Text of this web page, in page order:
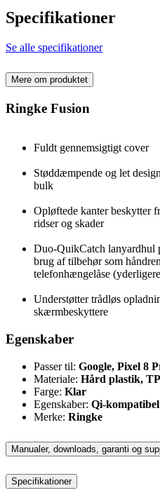
Specifikationer
Se alle specifikationer
Mere om produktet
Ringke Fusion
Fuldt gennemsigtigt cover
Støddæmpende og let
bulk
Opløftede kanter beskytter
ridser og skader
Duo-QuikCatch lanyardhul
brug af tilbehør som
telefonhængelåse
Understøtter trådløs
skærmbeskyttere
Egenskaber
Passer til: Google, Pixel 8
Materiale: Hård plastik,
Farge: Klar
Egenskaber: Qi-kompatibel
Merke: Ringke
Manualer, downloads, garanti og
Specifikationer